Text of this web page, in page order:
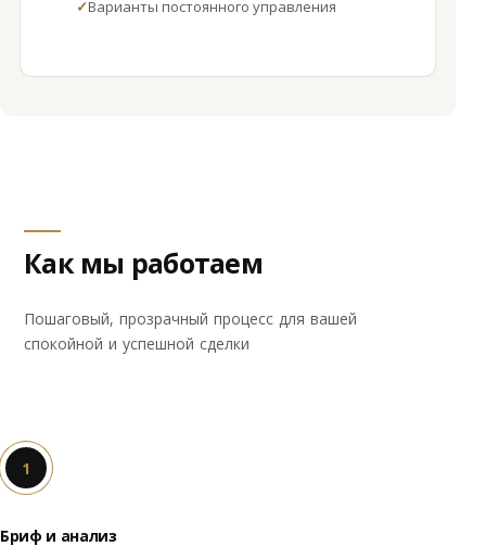
✓Варианты постоянного управления
Как мы работаем
Пошаговый, прозрачный процесс для вашей
спокойной и успешной сделки
1
Бриф и анализ